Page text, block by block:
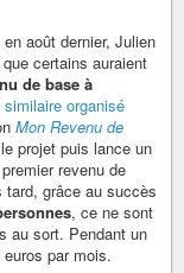
août dernier, Julien
certains auraient
de base à
similaire organisé
Mon Revenu de
projet puis lance un
revenu de
grâce au succès
, ce ne sont
au sort. Pendant un
par mois.